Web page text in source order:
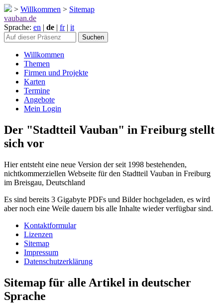
> Willkommen > Sitemap
vauban.de
Sprache: en | de | fr| it
Willkommen
Themen
Firmen und Projekte
Karten
Termine
Angebote
Mein Login
Der "Stadtteil Vauban" in Freiburg stellt
sich vor
Hier entsteht eine neue Version der seit 1998 bestehenden,
nichtkommerziellen Webseite für den Stadtteil Vauban in Freiburg
im Breisgau, Deutschland
Es sind bereits 3 Gigabyte PDFs und Bilder hochgeladen, es wird
aber noch eine Weile dauern bis alle Inhalte wieder verfügbar sind.
Kontaktformular
Lizenzen
Sitemap
Impressum
Datenschutzerklärung
Sitemap für alle Artikel in deutscher
Sprache